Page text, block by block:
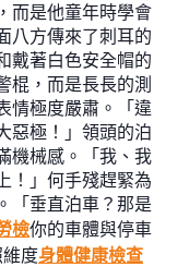
而是他童年時學會
八方傳來了刺耳的
戴著白色安全帽的
棍，而是長長的測
情極度嚴肅。「違
惡極！」領頭的泊
機械感。「我、我
！」何手殘趕緊為
「垂直泊車？那是
檢你的車體與停車
度身體健康檢查